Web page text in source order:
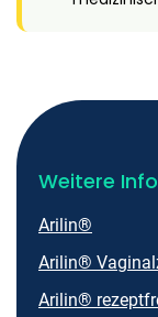
Weitere
Arilin®
Arilin®
Arilin®